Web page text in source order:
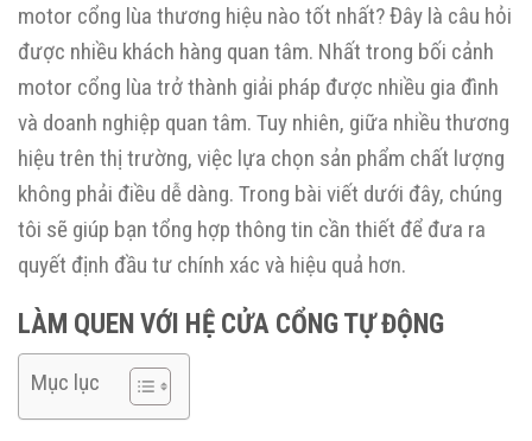
motor cổng lùa thương hiệu nào tốt nhất? Đây là câu hỏi
được nhiều khách hàng quan tâm. Nhất trong bối cảnh
motor cổng lùa trở thành giải pháp được nhiều gia đình
và doanh nghiệp quan tâm. Tuy nhiên, giữa nhiều thương
hiệu trên thị trường, việc lựa chọn sản phẩm chất lượng
không phải điều dễ dàng. Trong bài viết dưới đây, chúng
tôi sẽ giúp bạn tổng hợp thông tin cần thiết để đưa ra
quyết định đầu tư chính xác và hiệu quả hơn.
LÀM QUEN VỚI HỆ CỬA CỔNG TỰ ĐỘNG
Mục lục